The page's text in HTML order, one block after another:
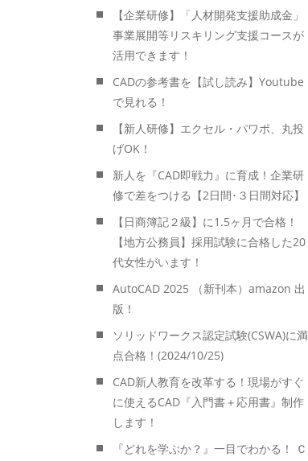
【企業研修】「人材開発支援助成金」
事業展開等リスキリング支援コースが
活用できます！
CADの参考書を【試し読み】Youtube
で見れる！
【新人研修】エクセル・パワポ、丸投
げOK！
新人を『CAD即戦力』に育成！企業研
修で差をつける【2日間･３日間対応】
【日商簿記２級】に1.5ヶ月で合格！
【地方公務員】採用試験に合格した20
代女性がいます！
AutoCAD 2025 （新刊本）amazon 出
版！
ソリッドワークス認定試験(CSWA)に満
点合格！(2024/10/25)
CAD新人教育を改革する！現場がすぐ
に使えるCAD『入門書＋応用書』制作
します！
『どれを学ぶか？』一目でわかる！ Ｃ